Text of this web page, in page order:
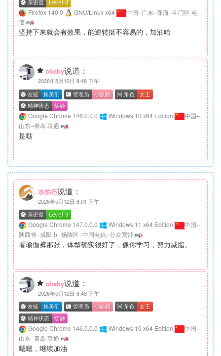
Firefox 140.0 GNU/Linux x64
中国–广东–珠海–斗门区 电
信
坚持下来就会有效果，能逆转挺不容易的，加油哈
obaby说道：
2026年5月12日 8:48 下午
Google Chrome 146.0.0.0 Windows 10 x64 Edition
中国–
山东–青岛 联通
是哒
水拍石说道：
2026年5月12日 6:01 下午
Google Chrome 147.0.0.0 Windows 11 x64 Edition
中国–
陕西省–咸阳市–杨陵区–中国电信–公众宽带
看瑜伽裤那张，体型确实很好了，像你学习，努力减脂。
obaby说道：
2026年5月12日 8:48 下午
Google Chrome 146.0.0.0 Windows 10 x64 Edition
中国–
山东–青岛 联通
嗯嗯，继续加油